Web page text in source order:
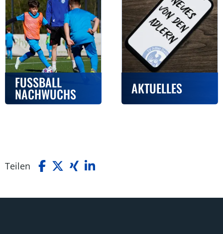
FUSSBALL N
ACHWUCHS AKTUELLES
Teilen